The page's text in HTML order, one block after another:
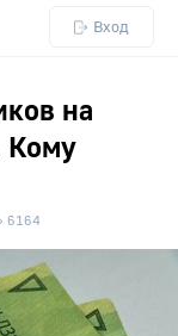
Вход
на
Кому
6164